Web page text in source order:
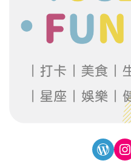
WordPress Instagram